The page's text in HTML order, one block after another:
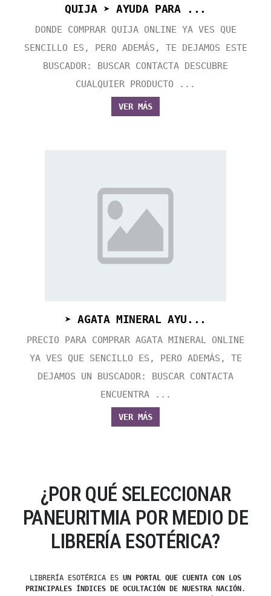
QUIJA ➤ AYUDA PARA ...
DONDE COMPRAR QUIJA ONLINE YA VES QUE
SENCILLO ES, PERO ADEMÁS, TE DEJAMOS ESTE
BUSCADOR: BUSCAR CONTACTA DESCUBRE
CUALQUIER PRODUCTO ...
VER MÁS
➤ AGATA MINERAL AYU...
PRECIO PARA COMPRAR AGATA MINERAL ONLINE
YA VES QUE SENCILLO ES, PERO ADEMÁS, TE
DEJAMOS UN BUSCADOR: BUSCAR CONTACTA
ENCUENTRA ...
VER MÁS
¿POR QUÉ SELECCIONAR
PANEURITMIA POR MEDIO DE
LIBRERÍA ESOTÉRICA?
LIBRERÍA ESOTÉRICA ES UN PORTAL QUE CUENTA CON LOS
PRINCIPALES ÍNDICES DE OCULTACIÓN DE NUESTRA NACIÓN.